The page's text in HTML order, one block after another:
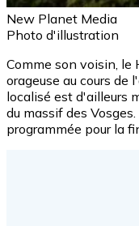
New Planet Media
Photo d'illustration
Comme son voisin, le
orageuse au cours de
localisé est d'ailleurs
du massif des
programmée pour la